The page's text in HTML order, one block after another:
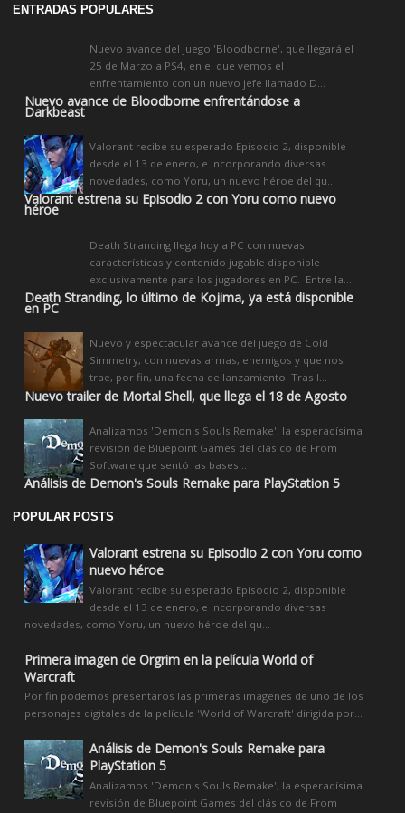
ENTRADAS POPULARES
Nuevo avance de Bloodborne enfrentándose a
Darkbeast
Nuevo avance del juego 'Bloodborne', que llegará el
25 de Marzo a PS4, en el que vemos el
enfrentamiento con un nuevo jefe llamado D...
Valorant estrena su Episodio 2 con Yoru como nuevo
héroe
Valorant recibe su esperado Episodio 2, disponible
desde el 13 de enero, e incorporando diversas
novedades, como Yoru, un nuevo héroe del qu...
Death Stranding, lo último de Kojima, ya está disponible
en PC
Death Stranding llega hoy a PC con nuevas
características y contenido jugable disponible
exclusivamente para los jugadores en PC. Entre la...
Nuevo trailer de Mortal Shell, que llega el 18 de Agosto
Nuevo y espectacular avance del juego de Cold
Simmetry, con nuevas armas, enemigos y que nos
trae, por fin, una fecha de lanzamiento. Tras l...
Análisis de Demon's Souls Remake para PlayStation 5
Analizamos 'Demon's Souls Remake', la esperadísima
revisión de Bluepoint Games del clásico de From
Software que sentó las bases...
POPULAR POSTS
Valorant estrena su Episodio 2 con Yoru como
nuevo héroe
Valorant recibe su esperado Episodio 2, disponible
desde el 13 de enero, e incorporando diversas
novedades, como Yoru, un nuevo héroe del qu...
Primera imagen de Orgrim en la película World of
Warcraft
Por fin podemos presentaros las primeras imágenes de uno de los
personajes digitales de la película 'World of Warcraft' dirigida por...
Análisis de Demon's Souls Remake para
PlayStation 5
Analizamos 'Demon's Souls Remake', la esperadísima
revisión de Bluepoint Games del clásico de From